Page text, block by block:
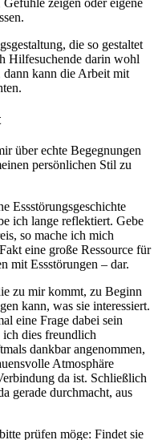
zeigen oder eigene
die so gestaltet
Hilfesuchende darin wohl
kann die Arbeit mit
über echte Begegnungen
persönlichen Stil zu
Essstörungsgeschichte
ich lange reflektiert. Gebe
so mache ich mich
eine große Ressource für
mit Essstörungen – dar.
zu mir kommt, zu Beginn
kann, was sie interessiert.
eine Frage dabei sein
dies freundlich
dankbar angenommen,
Atmosphäre
da ist. Schließlich
gerade durchmacht, aus
prüfen möge: Findet sie